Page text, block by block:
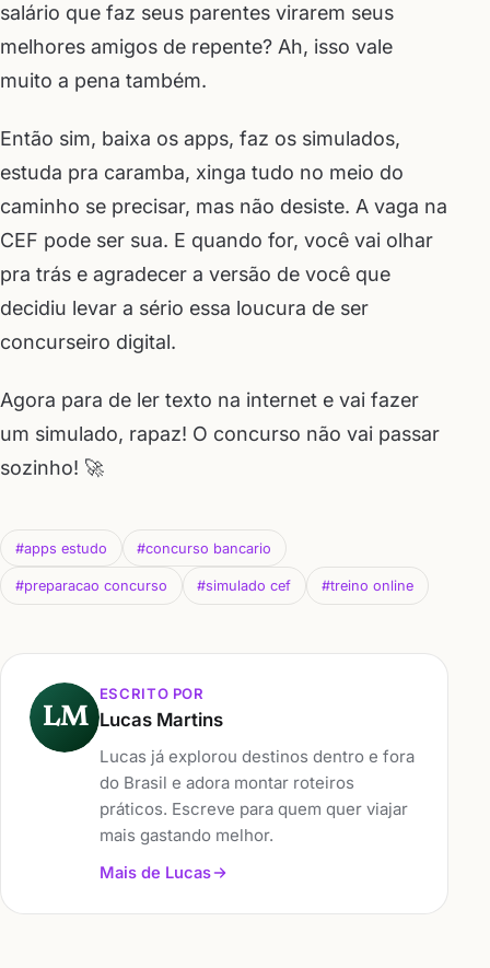
salário que faz seus parentes virarem seus
melhores amigos de repente? Ah, isso vale
muito a pena também.
Então sim, baixa os apps, faz os simulados,
estuda pra caramba, xinga tudo no meio do
caminho se precisar, mas não desiste. A vaga na
CEF pode ser sua. E quando for, você vai olhar
pra trás e agradecer a versão de você que
decidiu levar a sério essa loucura de ser
concurseiro digital.
Agora para de ler texto na internet e vai fazer
um simulado, rapaz! O concurso não vai passar
sozinho! 🚀
#apps estudo #concurso bancario
#preparacao concurso #simulado cef #treino online
LM
ESCRITO POR
Lucas Martins
Lucas já explorou destinos dentro e fora
do Brasil e adora montar roteiros
práticos. Escreve para quem quer viajar
mais gastando melhor.
Mais de Lucas